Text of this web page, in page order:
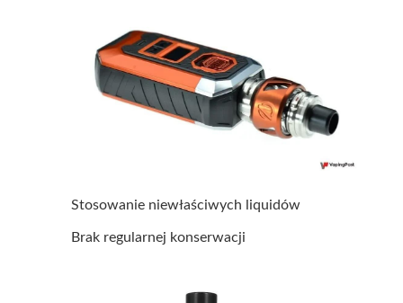
Stosowanie niewłaściwych liquidów
Brak regularnej konserwacji